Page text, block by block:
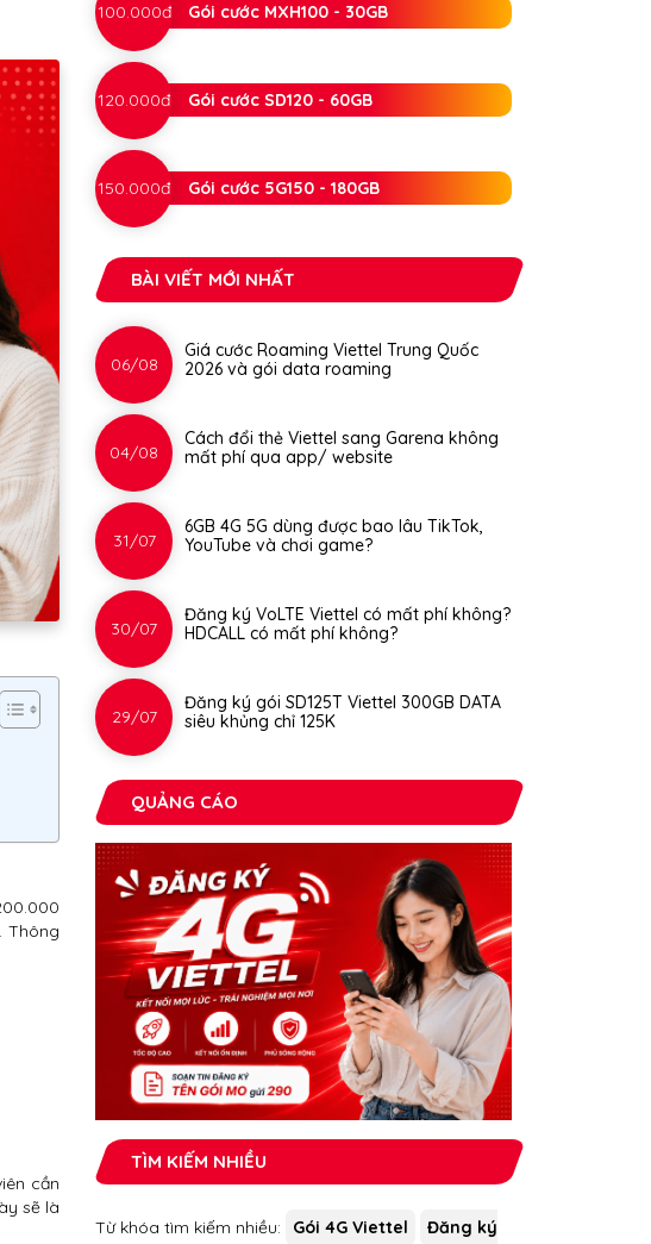
Thông
cần
sẽ là
100.000đ Gói cước MXH100 - 30GB
120.000đ Gói cước SD120 - 60GB
150.000đ Gói cước 5G150 - 180GB
BÀI VIẾT MỚI NHẤT
06/08
Giá cước Roaming Viettel Trung Quốc
2026 và gói data roaming
04/08
Cách đổi thẻ Viettel sang Garena không
mất phí qua app/ website
31/07
6GB 4G 5G dùng được bao lâu TikTok,
YouTube và chơi game?
30/07
Đăng ký VoLTE Viettel có mất phí không?
HDCALL có mất phí không?
29/07
Đăng ký gói SD125T Viettel 300GB DATA
siêu khủng chỉ 125K
QUẢNG CÁO
TÌM KIẾM NHIỀU
Từ khóa tìm kiếm nhiều: Gói 4G Viettel
Đăng ký